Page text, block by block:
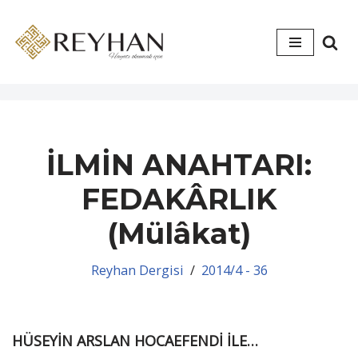
İçeriğe
İLMİN ANAHTARI:
FEDAKÂRLIK
(Mülâkat)
Reyhan Dergisi 2014/4 - 36
HÜSEYİN ARSLAN HOCAEFENDİ İLE…